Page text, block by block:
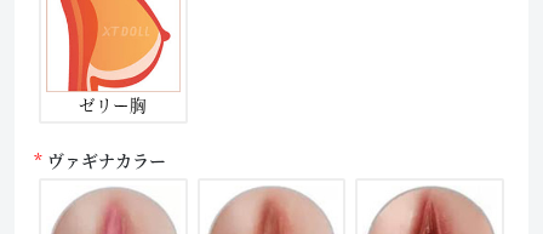
ゼリー胸
ヴァギナカラー